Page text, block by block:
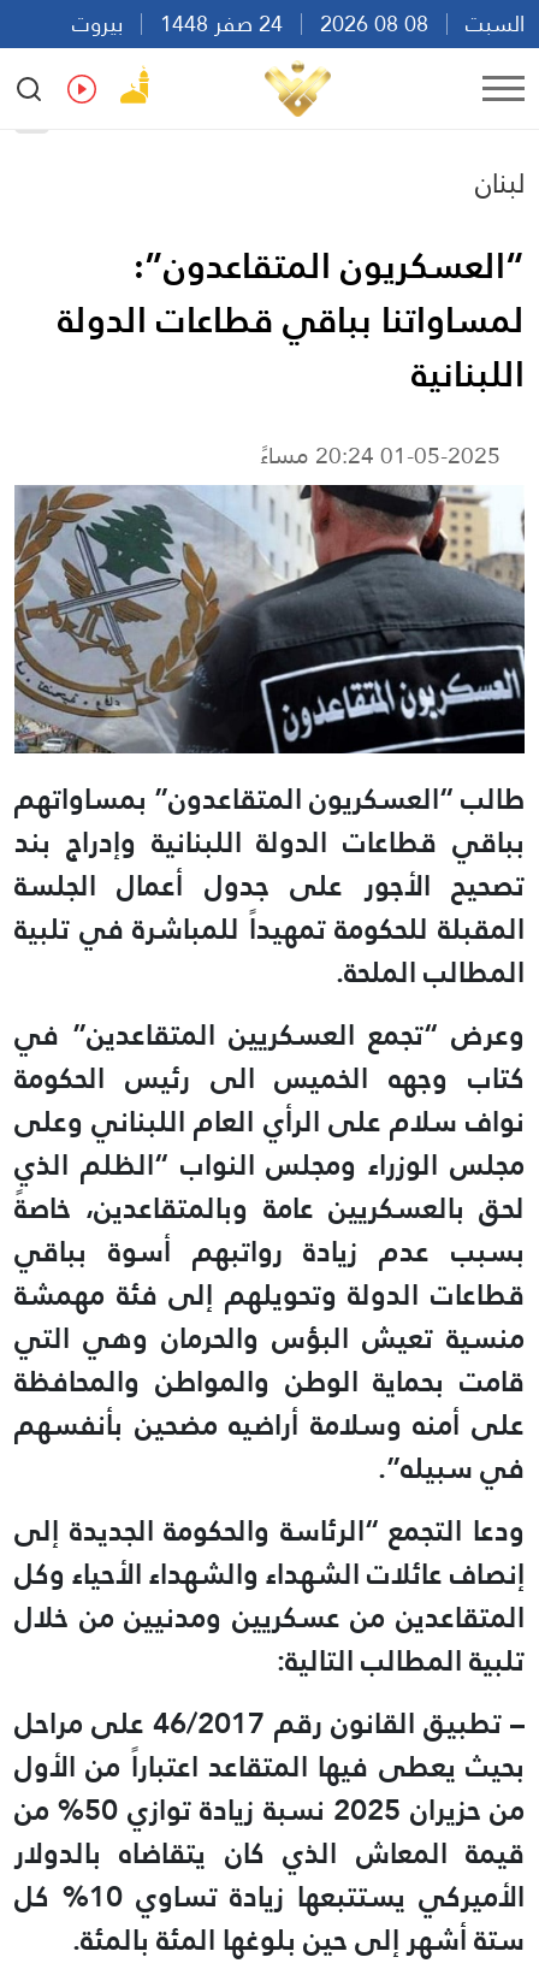
السبت
بيروت
16:51
Ar
لبنان
“العسكريون المتقاعدون”:
لمساواتنا بباقي قطاعات الدولة
اللبنانية
01-05-2025 20:24 مساءً
طالب “العسكريون المتقاعدون” بمساواتهم
بباقي قطاعات الدولة اللبنانية وإدراج بند
تصحيح الأجور على جدول أعمال الجلسة
المقبلة للحكومة تمهيداً للمباشرة في تلبية
المطالب الملحة.
وعرض “تجمع العسكريين المتقاعدين” في
كتاب وجهه الخميس الى رئيس الحكومة
نواف سلام على الرأي العام اللبناني وعلى
مجلس الوزراء ومجلس النواب “الظلم الذي
لحق بالعسكريين عامة وبالمتقاعدين، خاصةً
بسبب عدم زيادة رواتبهم أسوة بباقي
قطاعات الدولة وتحويلهم إلى فئة مهمشة
منسية تعيش البؤس والحرمان وهي التي
قامت بحماية الوطن والمواطن والمحافظة
على أمنه وسلامة أراضيه مضحين بأنفسهم
في سبيله”.
ودعا التجمع “الرئاسة والحكومة الجديدة إلى
إنصاف عائلات الشهداء والشهداء الأحياء وكل
المتقاعدين من عسكريين ومدنيين من خلال
تلبية المطالب التالية:
– تطبيق القانون رقم 46/2017 على مراحل
بحيث يعطى فيها المتقاعد اعتباراً من الأول
من حزيران 2025 نسبة زيادة توازي 50% من
قيمة المعاش الذي كان يتقاضاه بالدولار
الأميركي يستتبعها زيادة تساوي 10% كل
ستة أشهر إلى حين بلوغها المئة بالمئة.